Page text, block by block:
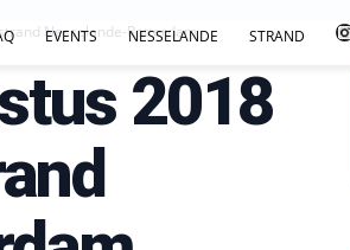
EVENTS NESSELANDE STRAND
Nesselande-Rotterdam
2018